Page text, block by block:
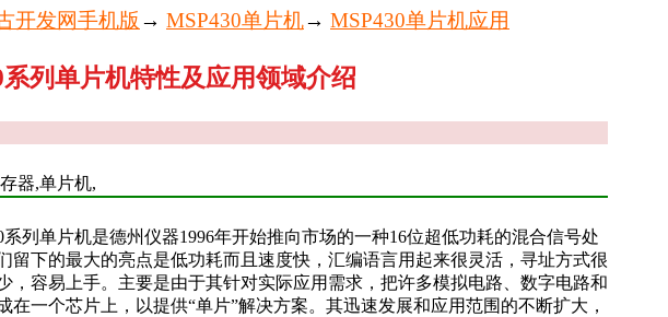
开发网手机版 → MSP430单片机→ MSP430单片机应用
列单片机特性及应用领域介绍
器,单片机,
系列单片机是德州仪器1996年开始推向市场的一种16位超低功耗的混合信号处
留下的最大的亮点是低功耗而且速度快，汇编语言用起来很灵活，寻址方式很
，容易上手。主要是由于其针对实际应用需求，把许多模拟电路、数字电路和
在一个芯片上，以提供“单片”解决方案。其迅速发展和应用范围的不断扩大，